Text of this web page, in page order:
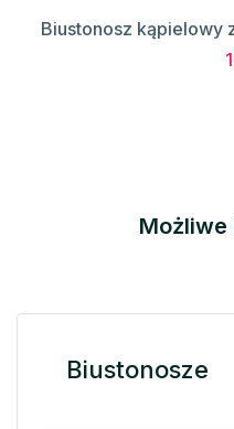
Biustonosz kąpielowy
Możliwe
Biustonosze